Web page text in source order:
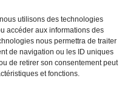
utilisons des technologies
accéder aux informations des
nous permettra de traiter
de navigation ou les ID uniques
de retirer son consentement peut
et fonctions.
pour tous les budgets et
de vie.
développements de